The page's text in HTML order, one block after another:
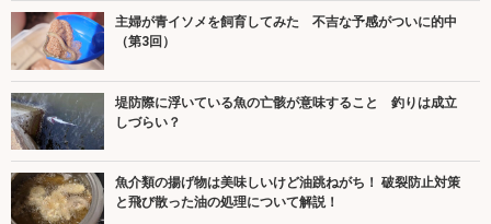
主婦が青イソメを飼育してみた 不吉な予感がついに的中
（第3回）
堤防際に浮いている魚の亡骸が意味すること 釣りは成立
しづらい？
魚介類の揚げ物は美味しいけど油跳ねがち！ 破裂防止対策
と飛び散った油の処理について解説！